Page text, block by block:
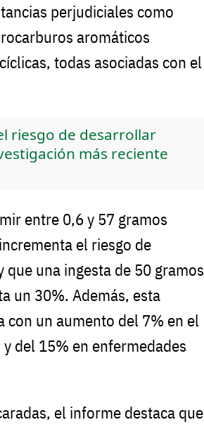
perjudiciales como
aromáticos
todas asociadas con el
riesgo de desarrollar
más reciente
entre 0,6 y 57 gramos
el riesgo de
una ingesta de 50 gramos
un 30%. Además, esta
con un aumento del 7% en el
del 15% en enfermedades
el informe destaca que